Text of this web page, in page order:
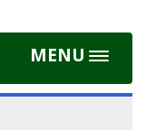
MENU
Toggle